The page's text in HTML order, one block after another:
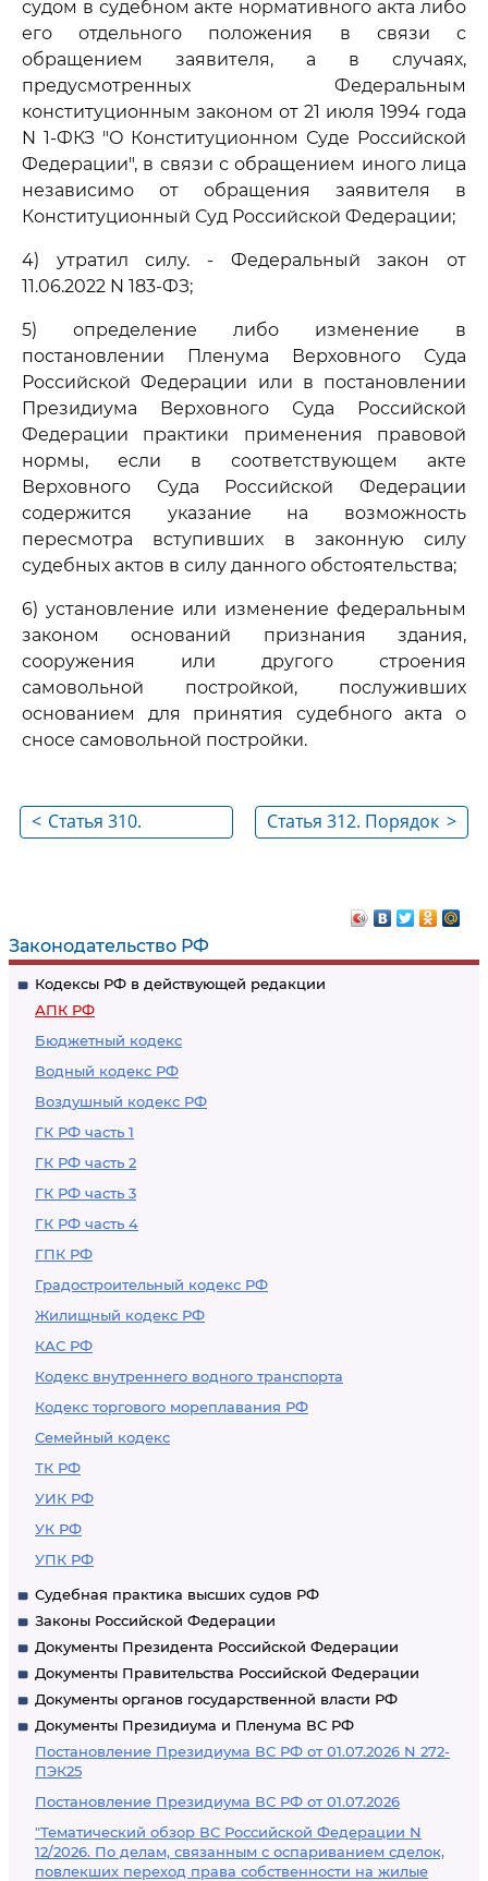
Законодательство РФ
Кодексы РФ в действующей редакции
АПК РФ
Бюджетный кодекс
Водный кодекс РФ
Воздушный кодекс РФ
ГК РФ часть 1
ГК РФ часть 2
ГК РФ часть 3
ГК РФ часть 4
ГПК РФ
Градостроительный кодекс РФ
Жилищный кодекс РФ
КАС РФ
Кодекс внутреннего водного транспорта
Кодекс торгового мореплавания РФ
Семейный кодекс
ТК РФ
УИК РФ
УК РФ
УПК РФ
Судебная практика высших судов РФ
Законы Российской Федерации
Документы Президента Российской Федерации
Документы Правительства Российской Федерации
Документы органов государственной власти РФ
Документы Президиума и Пленума ВС РФ
Постановление Президиума ВС РФ от 01.07.2026 N 272-
ПЭК25
Постановление Президиума ВС РФ от 01.07.2026
"Тематический обзор ВС Российской Федерации N
12/2026. По делам, связанным с оспариванием сделок,
повлекших переход права собственности на жилые
судом в судебном акте нормативного акта либо
его отдельного положения в связи с
обращением заявителя, а в случаях,
предусмотренных Федеральным
конституционным законом от 21 июля 1994 года
N 1-ФКЗ "О Конституционном Суде Российской
Федерации", в связи с обращением иного лица
независимо от обращения заявителя в
Конституционный Суд Российской Федерации;
4) утратил силу. - Федеральный закон от
11.06.2022 N 183-ФЗ;
5) определение либо изменение в
постановлении Пленума Верховного Суда
Российской Федерации или в постановлении
Президиума Верховного Суда Российской
Федерации практики применения правовой
нормы, если в соответствующем акте
Верховного Суда Российской Федерации
содержится указание на возможность
пересмотра вступивших в законную силу
судебных актов в силу данного обстоятельства;
6) установление или изменение федеральным
законом оснований признания здания,
сооружения или другого строения
самовольной постройкой, послуживших
основанием для принятия судебного акта о
сносе самовольной постройки.
< Статья 310.
новым или вновь
открывшимся
обстоятельствам
>
Статья 312. Порядок
пересмотре
судебного акта по
новым или вновь
открывшимся